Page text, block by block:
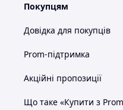
Покупцям
Довідка для покупців
Prom-підтримка
Акційні пропозиції
Що таке «Купити з